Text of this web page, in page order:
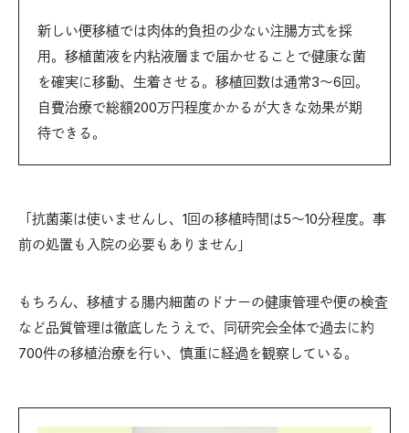
新しい便移植では肉体的負担の少ない注腸方式を採
用。移植菌液を内粘液層まで届かせることで健康な菌
を確実に移動、生着させる。移植回数は通常3～6回。
自費治療で総額200万円程度かかるが大きな効果が期
待できる。
「抗菌薬は使いませんし、1回の移植時間は5～10分程度。事
前の処置も入院の必要もありません」
もちろん、移植する腸内細菌のドナーの健康管理や便の検査
など品質管理は徹底したうえで、同研究会全体で過去に約
700件の移植治療を行い、慎重に経過を観察している。